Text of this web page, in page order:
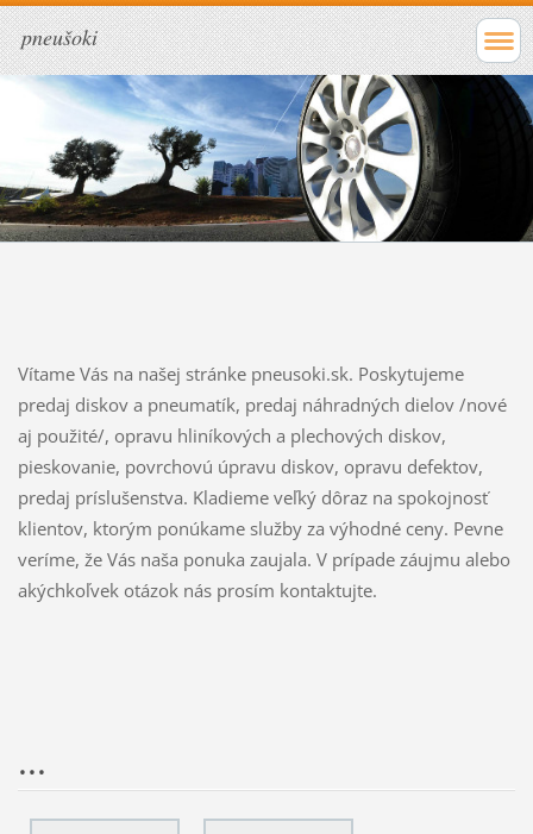
pneušoki
Vítame Vás na našej stránke pneusoki.sk. Poskytujeme
predaj diskov a pneumatík, predaj náhradných dielov /nové
aj použité/, opravu hliníkových a plechových diskov,
pieskovanie, povrchovú úpravu diskov, opravu defektov,
predaj príslušenstva. Kladieme veľký dôraz na spokojnosť
klientov, ktorým ponúkame služby za výhodné ceny. Pevne
veríme, že Vás naša ponuka zaujala. V prípade záujmu alebo
akýchkoľvek otázok nás prosím kontaktujte.
...